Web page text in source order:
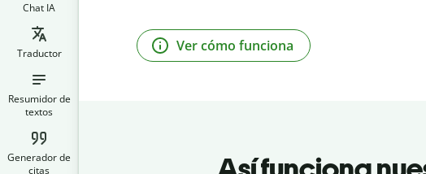
Chat IA
Traductor
Resumidor de
textos
Generador de
citas
Ver cómo funciona